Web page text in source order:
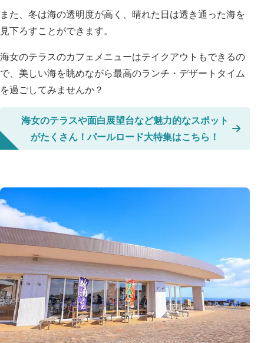
また、冬は海の透明度が高く、晴れた日は透き通った海を
見下ろすことができます。
海女のテラスのカフェメニューはテイクアウトもできるの
で、美しい海を眺めながら最高のランチ・デザートタイム
を過ごしてみませんか？
海女のテラスや面白展望台など魅力的なスポット
がたくさん！パールロード大特集はこちら！